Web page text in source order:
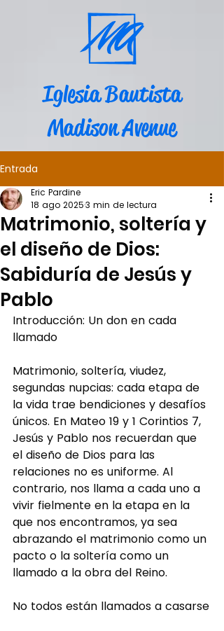
Iglesia Bautista
Madison Avenue
Entrada
Matrimonio, soltería y
el diseño de Dios:
Sabiduría de Jesús y
Pablo
Eric Pardine
18 ago 20253 min de lectura
Introducción: Un don en cada
llamado
Matrimonio, soltería, viudez,
segundas nupcias: cada etapa de
la vida trae bendiciones y desafíos
únicos. En Mateo 19 y 1 Corintios 7,
Jesús y Pablo nos recuerdan que
el diseño de Dios para las
relaciones no es uniforme. Al
contrario, nos llama a cada uno a
vivir fielmente en la etapa en la
que nos encontramos, ya sea
abrazando el matrimonio como un
pacto o la soltería como un
llamado a la obra del Reino.
No todos están llamados a casarse